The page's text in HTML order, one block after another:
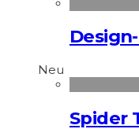
Neu
Spider